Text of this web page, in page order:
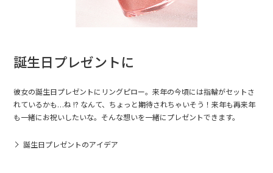
誕生日プレゼントに
彼女の誕生日プレゼントにリングピロー。来年の今頃には指輪がセットさ
れているかも…ね !? なんて、ちょっと期待されちゃいそう！来年も再来年
も一緒にお祝いしたいな。そんな想いを一緒にプレゼントできます。
誕生日プレゼントのアイデア